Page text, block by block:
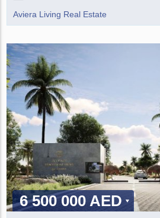
Aviera Living Real Estate
6 500 000 AED